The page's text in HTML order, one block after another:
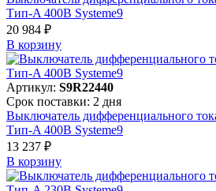
Тип-A 400В Systeme9
20 984 ₽
В корзинy
Артикул: S9R22440
Срок поставки: 2 дня
Выключатель дифференциального
Тип-A 400В Systeme9
13 237 ₽
В корзинy